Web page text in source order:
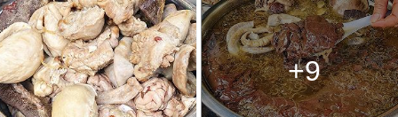
+9